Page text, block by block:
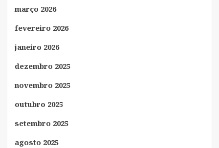
março 2026
fevereiro 2026
janeiro 2026
dezembro 2025
novembro 2025
outubro 2025
setembro 2025
agosto 2025